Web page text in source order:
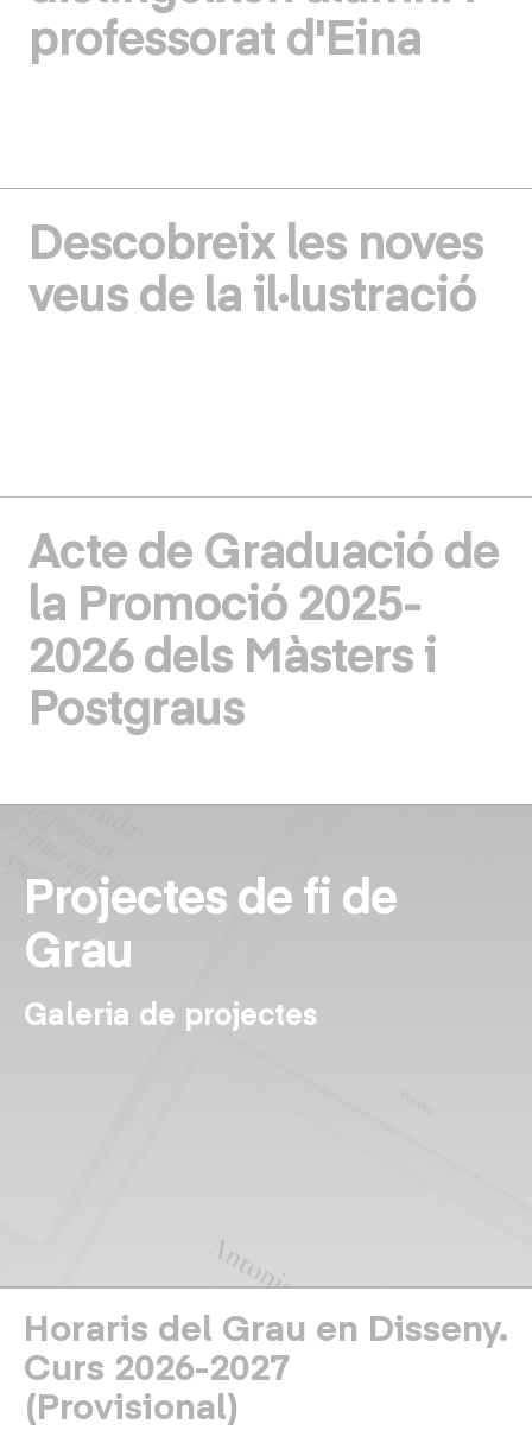
professorat d'Eina
Descobreix les noves
veus de la il·lustració
Acte de Graduació de
la Promoció 2025-
2026 dels Màsters i
Postgraus
Projectes de fi de
Grau
Galeria de projectes
Horaris del Grau en Disseny.
Curs 2026-2027
(Provisional)